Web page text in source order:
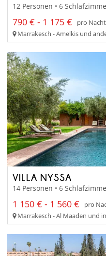
12 Personen • 6
790 € - 1 175 €
pro Nacht
Marrakesch - Amelkis und
VILLA NYSSA
14 Personen • 6
1 150 € - 1 560 €
pro
Marrakesch - Al Maaden und